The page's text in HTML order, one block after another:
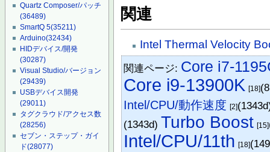
Quartz Composer/パッチ
(36489)
SmartQ 5(35211)
Arduino(32434)
HIDデバイス/開発
(30287)
Visual Studio/バージョン
(29439)
USBデバイス開発
(29011)
タグクラウド/アクセス数
(28256)
セブン・ステップ・ガイ
ド(28077)
関連
Intel Thermal Velocity
関連ページ: Core i7-
Core i9-13900K [18]
Intel/CPU/動作速度 [2]
(1343d) Turbo Boost [15]
Intel/CPU/11th [18]